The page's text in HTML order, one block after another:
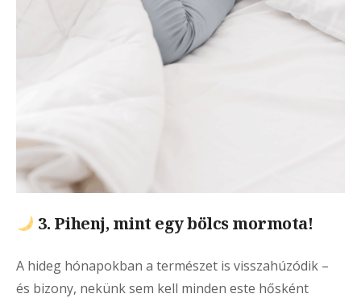
3. Pihenj, mint egy bölcs mormota!
A hideg hónapokban a természet is visszahúzódik –
és bizony, nekünk sem kell minden este hősként